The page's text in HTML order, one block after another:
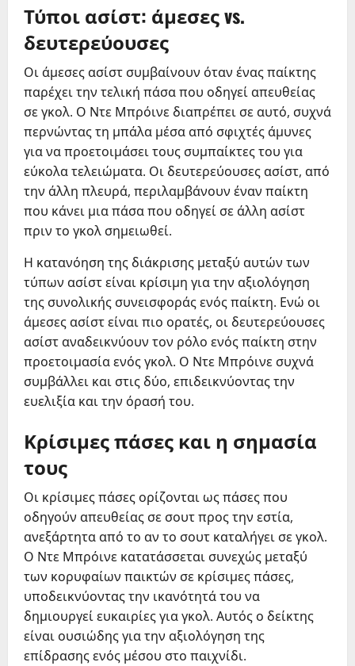
Τύποι ασίστ: άμεσες vs.
δευτερεύουσες
Οι άμεσες ασίστ συμβαίνουν όταν ένας παίκτης
παρέχει την τελική πάσα που οδηγεί απευθείας
σε γκολ. Ο Ντε Μπρόινε διαπρέπει σε αυτό, συχνά
περνώντας τη μπάλα μέσα από σφιχτές άμυνες
για να προετοιμάσει τους συμπαίκτες του για
εύκολα τελειώματα. Οι δευτερεύουσες ασίστ, από
την άλλη πλευρά, περιλαμβάνουν έναν παίκτη
που κάνει μια πάσα που οδηγεί σε άλλη ασίστ
πριν το γκολ σημειωθεί.
Η κατανόηση της διάκρισης μεταξύ αυτών των
τύπων ασίστ είναι κρίσιμη για την αξιολόγηση
της συνολικής συνεισφοράς ενός παίκτη. Ενώ οι
άμεσες ασίστ είναι πιο ορατές, οι δευτερεύουσες
ασίστ αναδεικνύουν τον ρόλο ενός παίκτη στην
προετοιμασία ενός γκολ. Ο Ντε Μπρόινε συχνά
συμβάλλει και στις δύο, επιδεικνύοντας την
ευελιξία και την όρασή του.
Κρίσιμες πάσες και η σημασία
τους
Οι κρίσιμες πάσες ορίζονται ως πάσες που
οδηγούν απευθείας σε σουτ προς την εστία,
ανεξάρτητα από το αν το σουτ καταλήγει σε γκολ.
Ο Ντε Μπρόινε κατατάσσεται συνεχώς μεταξύ
των κορυφαίων παικτών σε κρίσιμες πάσες,
υποδεικνύοντας την ικανότητά του να
δημιουργεί ευκαιρίες για γκολ. Αυτός ο δείκτης
είναι ουσιώδης για την αξιολόγηση της
επίδρασης ενός μέσου στο παιχνίδι.